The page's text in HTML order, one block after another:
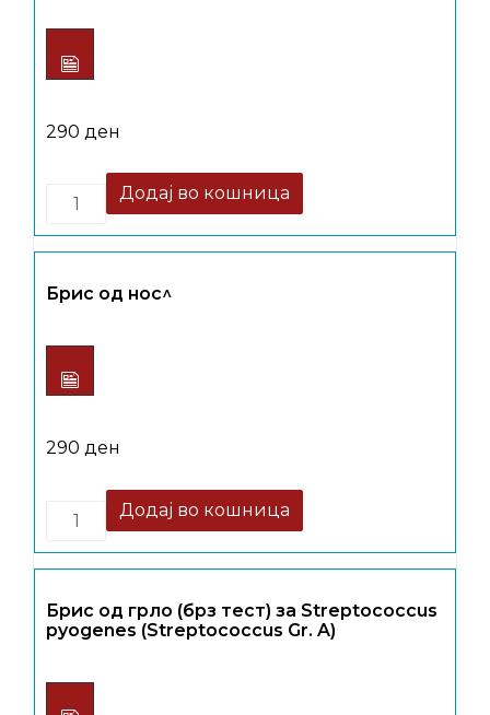
290 ден
Quantity
Додај во кошница
Брис од нос^
290 ден
Quantity
Додај во кошница
Брис од грло (брз тест) за Streptococcus
pyogenes (Streptococcus Gr. A)